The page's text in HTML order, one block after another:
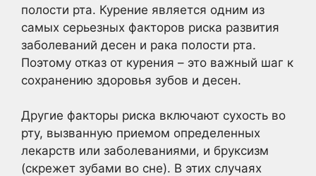
полости рта. Курение является одним из
самых серьезных факторов риска развития
заболеваний десен и рака полости рта.
Поэтому отказ от курения – это важный шаг к
сохранению здоровья зубов и десен.
Другие факторы риска включают сухость во
рту, вызванную приемом определенных
лекарств или заболеваниями, и бруксизм
(скрежет зубами во сне). В этих случаях